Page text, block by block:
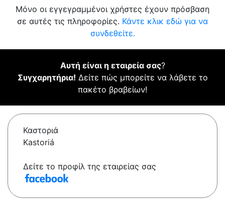
Μόνο οι εγγεγραμμένοι χρήστες έχουν πρόσβαση
σε αυτές τις πληροφορίες. Κάντε κλικ εδώ για να
συνδεθείτε.
Αυτή είναι η εταιρεία σας?
Συγχαρητήρια! Δείτε πώς μπορείτε να λάβετε το
πακέτο βραβείων!
Καστοριά
Kastoriá
Δείτε το προφίλ της εταιρείας σας